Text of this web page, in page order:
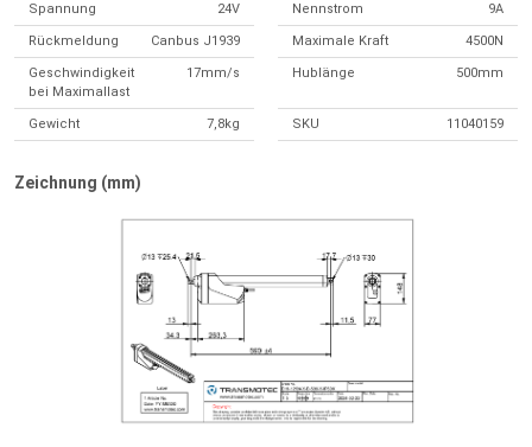
Spannung 24V Nennstrom 9A
Rückmeldung Canbus J1939 Maximale Kraft 4500N
Geschwindigkeit
bei Maximallast
17mm/s Hublänge 500mm
Gewicht 7,8kg SKU 11040159
Zeichnung (mm)